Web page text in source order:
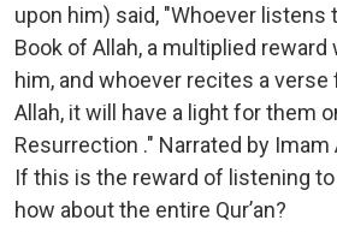
upon him) said, "Whoever listens
Book of Allah, a multiplied
him, and whoever recites a
Allah, it will have a light for them
Resurrection ." Narrated by Imam
If this is the reward of listening
how about the entire Qur’an?